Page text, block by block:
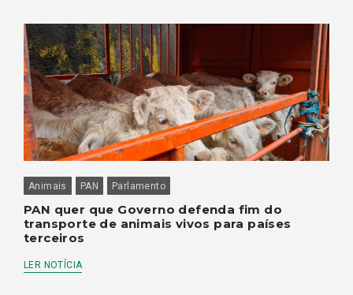
Animais PAN Parlamento
PAN quer que Governo defenda fim do
transporte de animais vivos para países
terceiros
LER NOTÍCIA